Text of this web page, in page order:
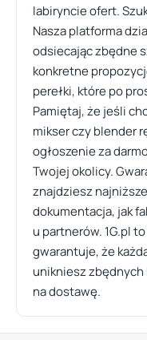
labiryncie ofert.
Nasza platforma
odsiecając zbędne
konkretne
perełki, które po
Pamiętaj, że jeśli
mikser czy blender
ogłoszenie za
Twojej okolicy.
znajdziesz
dokumentacja, jak
u partnerów. 1G.pl
gwarantuje, że
unikniesz
na dostawę.